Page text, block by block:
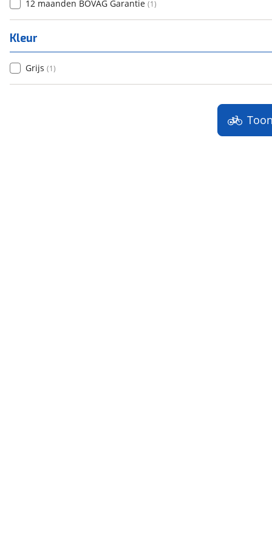
12 maanden BOVAG Garantie (1)
Kleur
Grijs (1)